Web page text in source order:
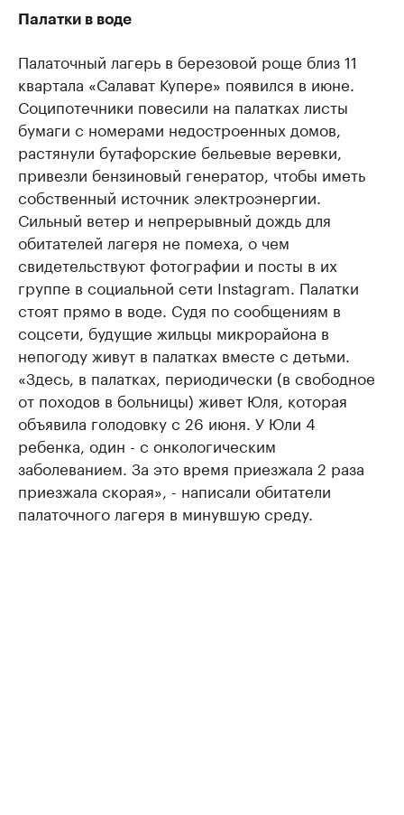
Палатки в воде
Палаточный лагерь в березовой роще близ 11
квартала «Салават Купере» появился в июне.
Соципотечники повесили на палатках листы
бумаги с номерами недостроенных домов,
растянули бутафорские бельевые веревки,
привезли бензиновый генератор, чтобы иметь
собственный источник электроэнергии.
Сильный ветер и непрерывный дождь для
обитателей лагеря не помеха, о чем
свидетельствуют фотографии и посты в их
группе в социальной сети Instagram. Палатки
стоят прямо в воде. Судя по сообщениям в
соцсети, будущие жильцы микрорайона в
непогоду живут в палатках вместе с детьми.
«Здесь, в палатках, периодически (в свободное
от походов в больницы) живет Юля, которая
объявила голодовку с 26 июня. У Юли 4
ребенка, один - с онкологическим
заболеванием. За это время приезжала 2 раза
приезжала скорая», - написали обитатели
палаточного лагеря в минувшую среду.